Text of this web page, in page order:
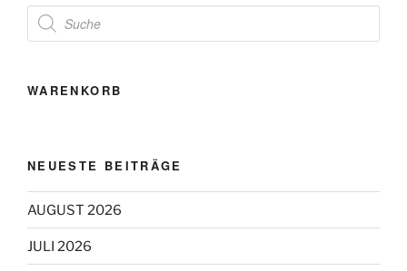
Products
search
WARENKORB
NEUESTE BEITRÄGE
AUGUST 2026
JULI 2026